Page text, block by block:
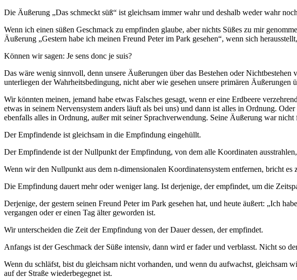
Die Äußerung „Das schmeckt süß“ ist gleichsam immer wahr und deshalb weder wahr
Wenn ich einen süßen Geschmack zu empfinden glaube, aber nichts Süßes zu mir
Äußerung „Gestern habe ich meinen Freund Peter im Park gesehen“, wenn sich
Können wir sagen: Je sens donc je suis?
Das wäre wenig sinnvoll, denn unsere Äußerungen über das Bestehen oder
unterliegen der Wahrheitsbedingung, nicht aber wie gesehen unsere primären Äußerungen
Wir könnten meinen, jemand habe etwas Falsches gesagt, wenn er eine Erdbeere
etwas in seinem Nervensystem anders läuft als bei uns) und dann ist alles in Ordnung.
ebenfalls alles in Ordnung, außer mit seiner Sprachverwendung. Seine Äußerung war nicht
Der Empfindende ist gleichsam in die Empfindung eingehüllt.
Der Empfindende ist der Nullpunkt der Empfindung, von dem alle Koordinaten
Wenn wir den Nullpunkt aus dem n-dimensionalen Koordinatensystem entfernen, bricht es
Die Empfindung dauert mehr oder weniger lang. Ist derjenige, der empfindet, um die
Derjenige, der gestern seinen Freund Peter im Park gesehen hat, und heute äußert: „Ich
vergangen oder er einen Tag älter geworden ist.
Wir unterscheiden die Zeit der Empfindung von der Dauer dessen, der empfindet.
Anfangs ist der Geschmack der Süße intensiv, dann wird er fader und verblasst. Nicht so
Wenn du schläfst, bist du gleichsam nicht vorhanden, und wenn du aufwachst, gleichsam
auf der Straße wiederbegegnet ist.